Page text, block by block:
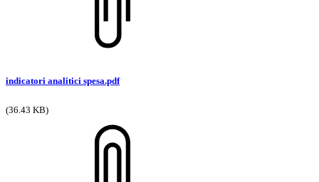
indicatori analitici spesa.pdf
(36.43 KB)